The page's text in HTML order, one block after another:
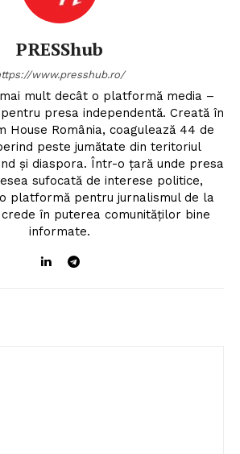
PRESShub
www.presshub.ro/
mai mult decât o platformă media –
presa independentă. Creată în
House România, coagulează 44 de
peste jumătate din teritoriul
și diaspora. Într-o țară unde presa
sufocată de interese politice,
o platformă pentru jurnalismul de la
în puterea comunităților bine
informate.